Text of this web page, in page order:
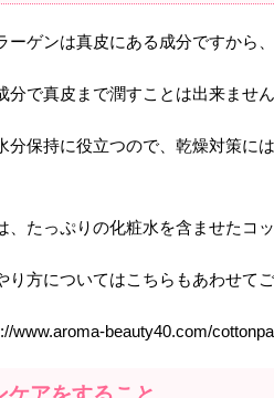
ーゲンは真皮にある成分ですから
分で真皮まで潤すことは出来ません
分保持に役立つので、乾燥対策に
、たっぷりの化粧水を含ませたコ
り方についてはこちらもあわせてご
www.aroma-beauty40.com/